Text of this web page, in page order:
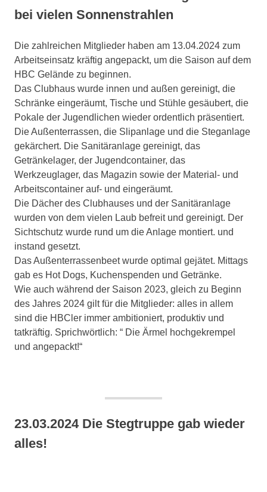
bei vielen Sonnenstrahlen
Die zahlreichen Mitglieder haben am 13.04.2024 zum
Arbeitseinsatz kräftig angepackt, um die Saison auf dem
HBC Gelände zu beginnen.
Das Clubhaus wurde innen und außen gereinigt, die
Schränke eingeräumt, Tische und Stühle gesäubert, die
Pokale der Jugendlichen wieder ordentlich präsentiert.
Die Außenterrassen, die Slipanlage und die Steganlage
gekärchert. Die Sanitäranlage gereinigt, das
Getränkelager, der Jugendcontainer, das
Werkzeuglager, das Magazin sowie der Material- und
Arbeitscontainer auf- und eingeräumt.
Die Dächer des Clubhauses und der Sanitäranlage
wurden von dem vielen Laub befreit und gereinigt. Der
Sichtschutz wurde rund um die Anlage montiert. und
instand gesetzt.
Das Außenterrassenbeet wurde optimal gejätet. Mittags
gab es Hot Dogs, Kuchenspenden und Getränke.
Wie auch während der Saison 2023, gleich zu Beginn
des Jahres 2024 gilt für die Mitglieder: alles in allem
sind die HBCler immer ambitioniert, produktiv und
tatkräftig. Sprichwörtlich: “ Die Ärmel hochgekrempel
und angepackt!“
23.03.2024 Die Stegtruppe gab wieder
alles!